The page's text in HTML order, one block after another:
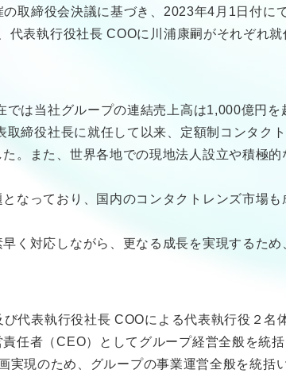
取締役会決議に基づき、2023年4月1日付に
表執行役社長 COOに川浦康嗣がそれぞれ就
は当社グループの連結売上高は1,000億円
締役社長に就任して以来、定額制コンタク
。また、世界各地での現地法人設立や積極
なっており、国内のコンタクトレンズ市場
く対応しながら、更なる成長を実現するた
代表執行役社長 COOによる代表執行役２名
任者（CEO）としてグループ経営全般を統
現のため、グループの事業運営全般を統括